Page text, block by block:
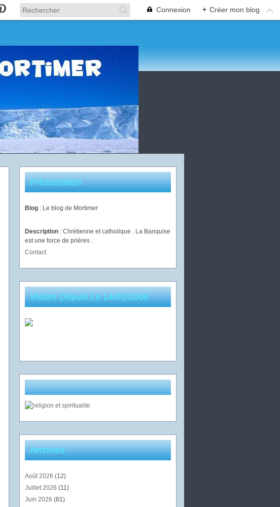
Connexion + Créer mon blog
Présentation
Blog : Le blog de Mortimer
Description : Chrétienne et catholique . La Banquise
est une force de prières .
Contact
Visites Depuis Le 14/01/2009
Archives
Août 2026 (12)
Juillet 2026 (11)
Juin 2026 (81)